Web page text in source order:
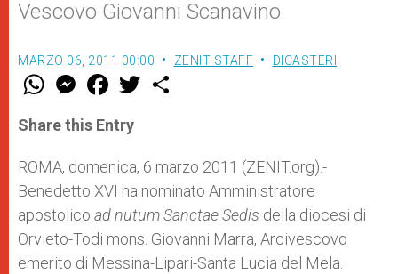
Vescovo Giovanni Scanavino
MARZO 06, 2011 00:00 ZENIT STAFF DICASTERI
W
t
s
p
p
M
e
s
e
g
e
r
F
a
e
b
o
k
w
r
Share this Entry
ROMA, domenica, 6 marzo 2011 (ZENIT.org).-
Benedetto XVI ha nominato Amministratore
apostolico ad nutum Sanctae Sedis della diocesi di
Orvieto-Todi mons. Giovanni Marra, Arcivescovo
emerito di Messina-Lipari-Santa Lucia del Mela.